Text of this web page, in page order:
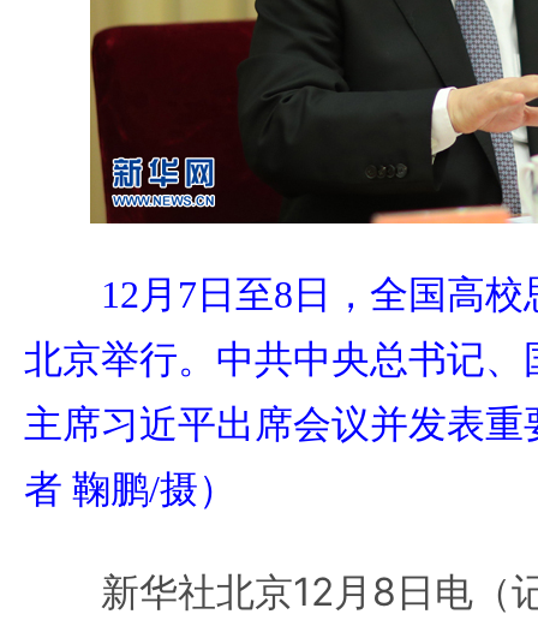
12月7日至8日，全国高校
北京举行。中共中央总书记
主席习近平出席会议并发表
者 鞠鹏/摄）
新华社北京12月8日电（